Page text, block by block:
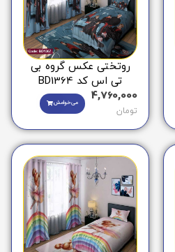
روتختی عکس گروه بی
تی اس کد BD1364
4,760,000
تومان
می‌خوامش